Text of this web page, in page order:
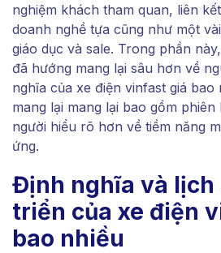
nghiệm khách tham quan, liên
doanh nghề tựa cũng như một
giáo dục và sale. Trong phần
đã hướng mang lại sâu hơn về
nghĩa của xe điện vinfast giá bao
mang lại mang lại bao gồm
người hiểu rõ hơn về tiềm năng
ứng.
Định nghĩa và lịch
triển của xe điện
bao nhiều